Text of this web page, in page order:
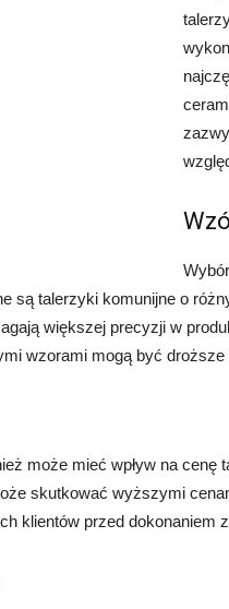
są talerzyki komunijne o
większej precyzji w
wzorami mogą być
może mieć wpływ na
skutkować wyższymi
klientów przed dokonaniem